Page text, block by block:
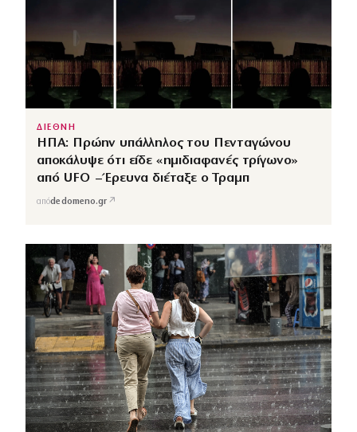
ΔΙΕΘΝΗ
ΗΠΑ: Πρώην υπάλληλος του Πενταγώνου
αποκάλυψε ότι είδε «ημιδιαφανές τρίγωνο»
από UFO – Έρευνα διέταξε ο Τραμπ
απόdedomeno.gr ↗